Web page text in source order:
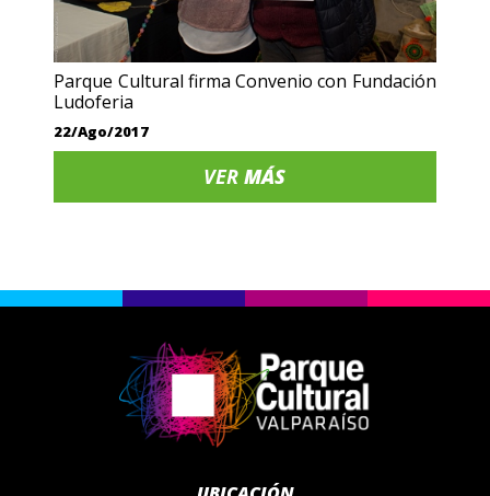
Parque Cultural firma Convenio con Fundación
Ludoferia
22/Ago/2017
VERMÁS